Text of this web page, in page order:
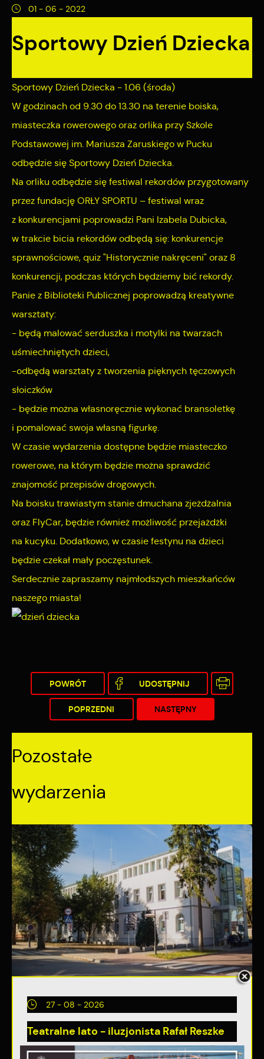
01 - 06 - 2022
Sportowy Dzień Dziecka
Sportowy Dzień Dziecka - 1.06 (środa)
W godzinach od 9.30 do 13.30 na terenie boiska,
miasteczka rowerowego oraz orlika przy Szkole
Podstawowej im. Mariusza Zaruskiego w Pucku
odbędzie się Sportowy Dzień Dziecka.
Na orliku odbędzie się festiwal rekordów przygotowany
przez fundację ORŁY SPORTU – festiwal wraz
z konkurencjami poprowadzi Pani Izabela Dubicka,
w trakcie bicia rekordów odbędą się: konkurencje
sprawnościowe, quiz "Historycznie nakręceni" oraz 8
konkurencji, podczas których będziemy bić rekordy.
Panie z Biblioteki Publicznej poprowadzą kreatywne
warsztaty:
- będą malować serduszka i motylki na twarzach
uśmiechniętych dzieci,
-odbędą warsztaty z tworzenia pięknych tęczowych
słoiczków
- będzie można własnoręcznie wykonać bransoletkę
i pomalować swoja własną figurkę.
W czasie wydarzenia dostępne będzie miasteczko
rowerowe, na którym będzie można sprawdzić
znajomość przepisów drogowych.
Na boisku trawiastym stanie dmuchana zjeżdżalnia
oraz FlyCar, będzie również możliwość przejażdżki
na kucyku. Dodatkowo, w czasie festynu na dzieci
będzie czekał mały poczęstunek.
Serdecznie zapraszamy najmłodszych mieszkańców
naszego miasta!
POWRÓT UDOSTĘPNIJ
POPRZEDNI NASTĘPNY
Pozostałe
wydarzenia
27 - 08 - 2026
Teatralne lato - iluzjonista Rafał Reszke
preferencji prywatności, logowania czy wypełniania
formularzy. Dzięki plikom cookies strona, z której korzystasz,
może działać bez zakłóceń.
Funkcjonalne i personalizacyjne
Tego typu pliki cookies umożliwiają stronie internetowej
zapamiętanie wprowadzonych przez Ciebie ustawień oraz
prezentowanych treści.
Dzięki tym plikom cookies możemy zapewnić Ci większy
komfort korzystania z funkcjonalności naszej strony poprzez
dopasowanie jej do Twoich indywidualnych preferencji.
Więcej
Analityczne pliki cookies pomagają nam rozwijać się i
zakresie wykorzystywania witryny internetowej, miejsca oraz
częstotliwości, z jaką odwiedzane są nasze serwisy www.
Dane pozwalają nam na ocenę naszych serwisów
internetowych pod względem ich popularności wśród
użytkowników. Zgromadzone informacje są przetwarzane w
formie zanonimizowanej. Wyrażenie zgody na analityczne pliki
Więcej
Reklamowe
Dzięki reklamowym plikom cookies prezentujemy Ci
najciekawsze informacje i aktualności na stronach naszych
partnerów.
Promocyjne pliki cookies służą do prezentowania Ci naszych
komunikatów na podstawie analizy Twoich upodobań oraz
Twoich zwyczajów dotyczących przeglądanej witryny
partnerami oraz innych dostawców usług. Firmy te działają w
charakterze pośredników prezentujących nasze treści w
postaci wiadomości, ofert, komunikatów mediów
społecznościowych.
Więcej